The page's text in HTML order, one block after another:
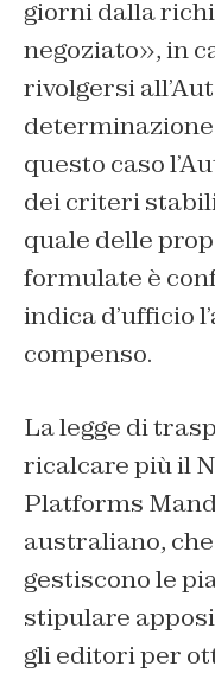
giorni dalla
negoziato», in
rivolgersi
determinazione
questo caso
dei criteri
quale delle
formulate è
indica d’ufficio
compenso.
La legge di
ricalcare più il
Platforms
australiano,
gestiscono le
stipulare
gli editori per